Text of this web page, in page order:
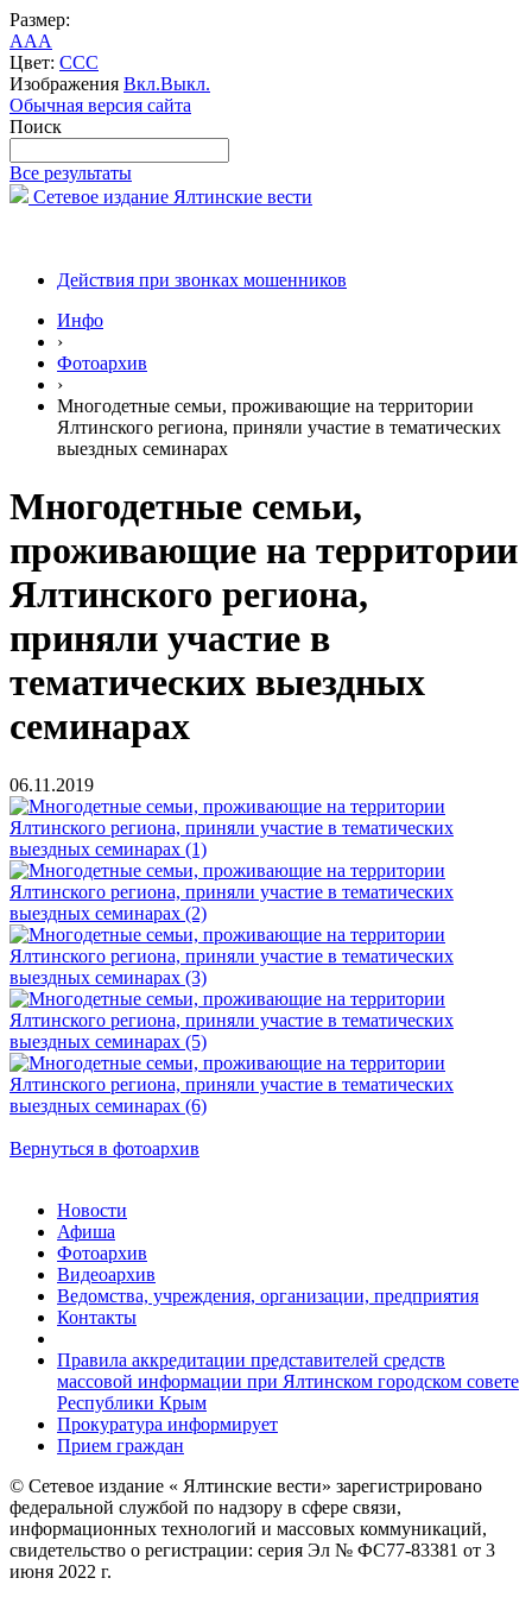
Размер:
AAA
Цвет: CCC
Изображения Вкл.Выкл.
Обычная версия сайта
Поиск
Все результаты
Сетевое издание Ялтинские вести
Действия при звонках мошенников
Инфо
›
Фотоархив
›
Многодетные семьи, проживающие на территории
Ялтинского региона, приняли участие в тематических
выездных семинарах
Многодетные семьи,
проживающие на территории
Ялтинского региона,
приняли участие в
тематических выездных
семинарах
06.11.2019
Вернуться в фотоархив
Новости
Афиша
Фотоархив
Видеоархив
Ведомства, учреждения, организации, предприятия
Контакты
Правила аккредитации представителей средств
массовой информации при Ялтинском городском совете
Республики Крым
Прокуратура информирует
Прием граждан
© Сетевое издание « Ялтинские вести» зарегистрировано
федеральной службой по надзору в сфере связи,
информационных технологий и массовых коммуникаций,
свидетельство о регистрации: серия Эл № ФС77-83381 от 3
июня 2022 г.